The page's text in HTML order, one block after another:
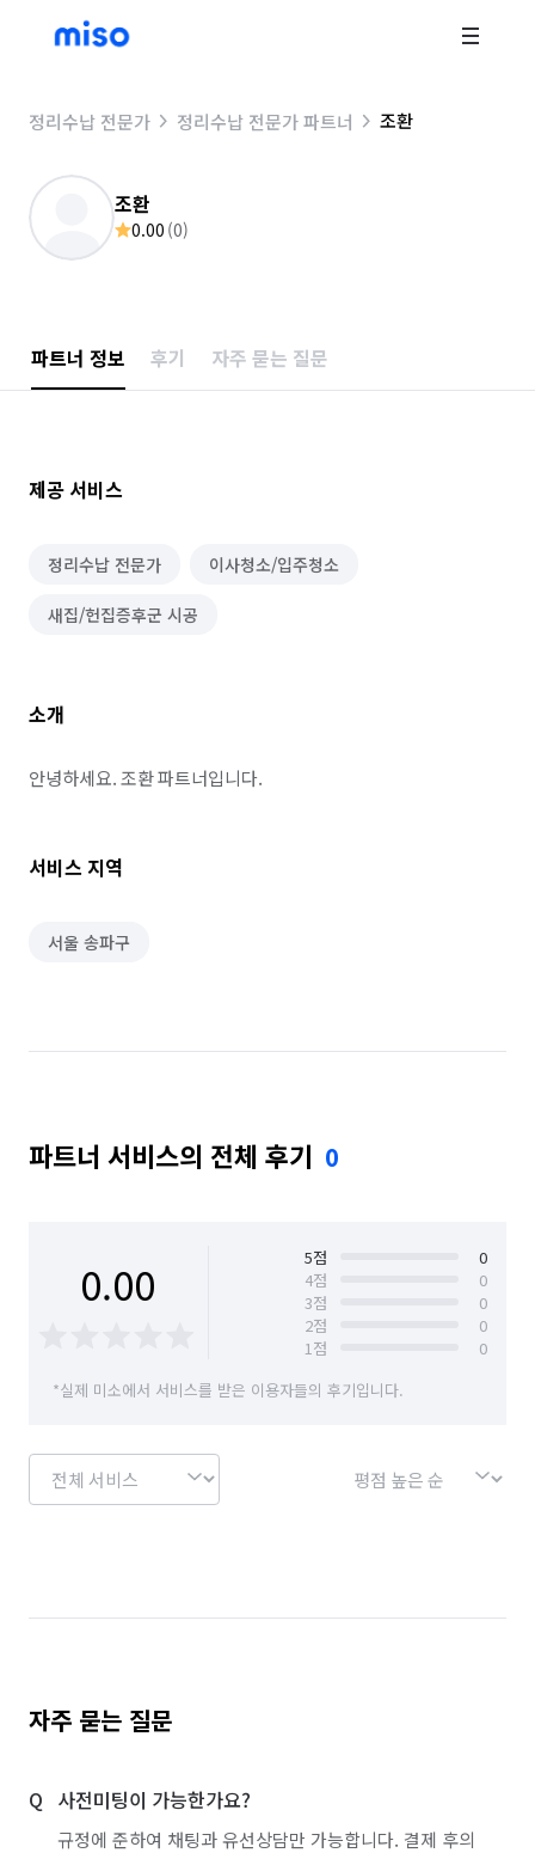
정리수납 전문가 정리수납 전문가 파트너 조환
조환
0.00 (0)
파트너 정보 후기 자주 묻는 질문
제공 서비스
정리수납 전문가 이사청소/입주청소
새집/헌집증후군 시공
소개
안녕하세요. 조환 파트너입니다.
서비스 지역
서울 송파구
파트너 서비스의 전체 후기 0
0.00 5점
0
4점
0
3점
0
2점
0
1점
0
*실제 미소에서 서비스를 받은 이용자들의 후기입니다.
자주 묻는 질문
사전미팅이 가능한가요?
규정에 준하여 채팅과 유선상담만 가능합니다. 결제 후의